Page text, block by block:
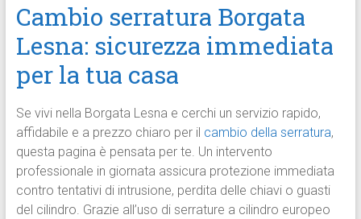
Cambio serratura Borgata
Lesna: sicurezza immediata
per la tua casa
Se vivi nella Borgata Lesna e cerchi un servizio rapido,
affidabile e a prezzo chiaro per il cambio della serratura,
questa pagina è pensata per te. Un intervento
professionale in giornata assicura protezione immediata
contro tentativi di intrusione, perdita delle chiavi o guasti
del cilindro. Grazie all’uso di serrature a cilindro europeo